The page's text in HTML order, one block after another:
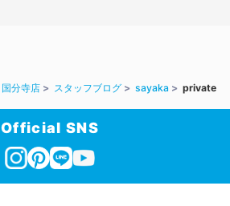
国分寺店 スタッフブログ sayaka private
Official SNS